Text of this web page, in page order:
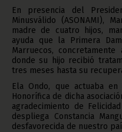
En presencia del
Minusválido (ASONAMI),
madre de cuatro hijos,
ayuda que la Primera
Marruecos,
donde su hijo recibió
tres meses hasta su
Ela Ondo, que actuaba
Honorífica de dicha
agradecimiento de
despliega Constancia
desfavorecida de nuestro